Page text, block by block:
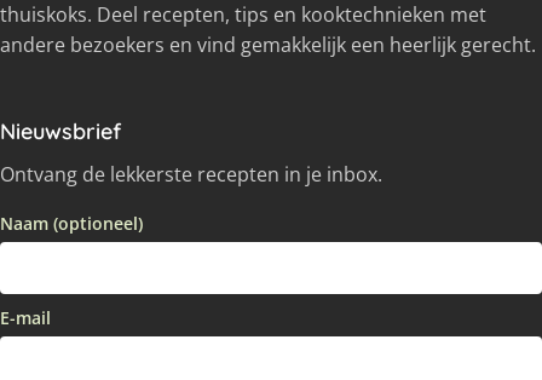
thuiskoks. Deel recepten, tips en kooktechnieken met
andere bezoekers en vind gemakkelijk een heerlijk gerecht.
Nieuwsbrief
Ontvang de lekkerste recepten in je inbox.
Naam (optioneel)
E-mail